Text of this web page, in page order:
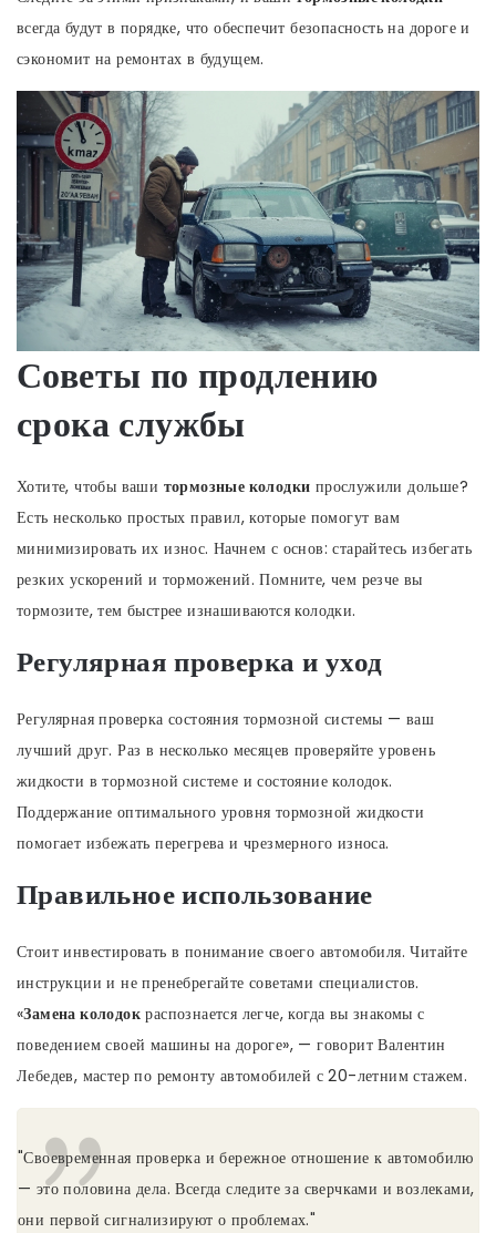
всегда будут в порядке, что обеспечит безопасность на дороге и
сэкономит на ремонтах в будущем.
Советы по продлению
срока службы
Хотите, чтобы ваши тормозные колодки прослужили дольше?
Есть несколько простых правил, которые помогут вам
минимизировать их износ. Начнем с основ: старайтесь избегать
резких ускорений и торможений. Помните, чем резче вы
тормозите, тем быстрее изнашиваются колодки.
Регулярная проверка и уход
Регулярная проверка состояния тормозной системы — ваш
лучший друг. Раз в несколько месяцев проверяйте уровень
жидкости в тормозной системе и состояние колодок.
Поддержание оптимального уровня тормозной жидкости
помогает избежать перегрева и чрезмерного износа.
Правильное использование
Стоит инвестировать в понимание своего автомобиля. Читайте
инструкции и не пренебрегайте советами специалистов.
«Замена колодок распознается легче, когда вы знакомы с
поведением своей машины на дороге», — говорит Валентин
Лебедев, мастер по ремонту автомобилей с 20-летним стажем.
"Своевременная проверка и бережное отношение к автомобилю
— это половина дела. Всегда следите за сверчками и возлеками,
они первой сигнализируют о проблемах."